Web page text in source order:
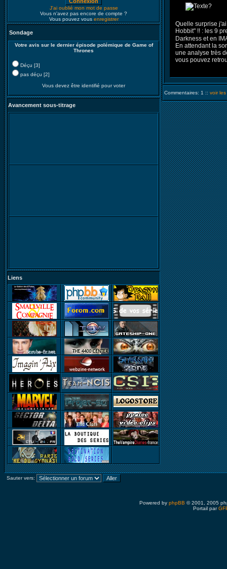
J'ai oublié mon mot de passe
Vous n'avez pas encore de compte ?
Vous pouvez vous enregistrer
Sondage
Votre avis sur le dernier épisode polémique de Game of
Thrones
Déçu [3]
pas déçu [2]
Vous devez être identifié pour voter
Avancement sous-titrage
Liens
Quelle surprise
Hobbit" !! : les 9
Darkness et en
En attendant la
une analyse très
vous pouvez
Commentaires: 1 :: voir
Sauter vers:
Powered by phpBB © 2001, 2005
Portail par